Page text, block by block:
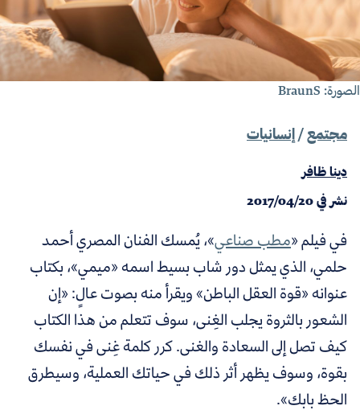
BraunS
مجتمع/ إنسانيات
دينا ظافر
نشر في2017/04/20
في فيلم «مطب صناعي»، يُمسك الفنان المصري أحمد
حلمي، الذي يمثل دور شاب بسيط اسمه «ميمي»، بكتاب
عنوانه «قوة العقل الباطن» ويقرأ منه بصوت عالٍ: «إن
الشعور بالثروة يجلب الغِنى، سوف تتعلم من هذا الكتاب
كيفتصل إلى السعادة والغنى. كرر كلمة غِنى في نفسك
بقوة، وسوف يظهر أثر ذلك في حياتك العملية، وسيطرق
الحظ بابك».